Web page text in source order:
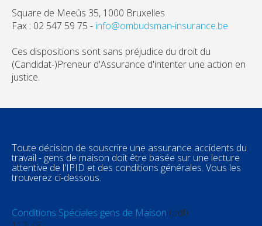
Square de Meeûs 35, 1000 Bruxelles
Fax : 02 547 59 75 - info@ombudsman-insurance.be
Ces dispositions sont sans préjudice du droit du
(Candidat-)Preneur d'Assurance d'intenter une action en
justice.
Toute décision de souscrire une assurance accidents du
travail - gens de maison doit être basée sur une lecture
attentive de l'IPID et des conditions générales. Vous les
trouverez ci-dessous.
Conditions Spéciales gens de Maison (pdf)